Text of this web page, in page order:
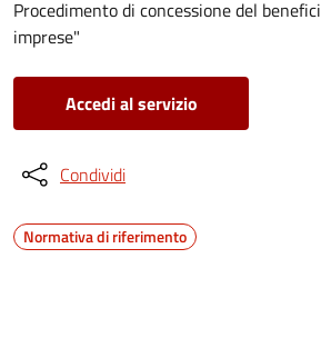
Procedimento di concessione del
imprese"
Accedi al servizio
Condividi
Normativa di riferimento